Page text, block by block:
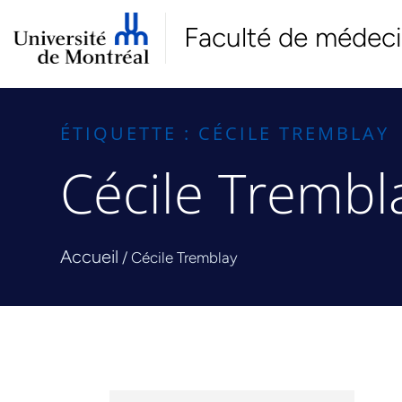
Faculté de
ÉTIQUETTE : CÉCILE TREMBLAY
Cécile
Accueil /Cécile Tremblay